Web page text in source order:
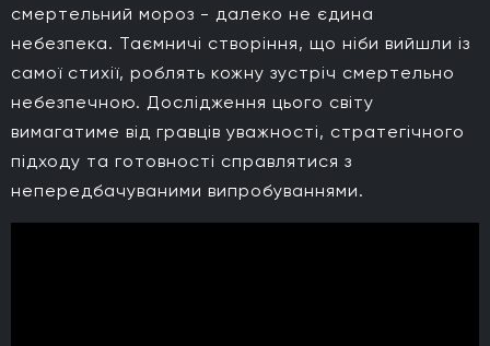
смертельний мороз - далеко не єдина
небезпека. Таємничі створіння, що ніби вийшли із
самої стихії, роблять кожну зустріч смертельно
небезпечною. Дослідження цього світу
вимагатиме від гравців уважності, стратегічного
підходу та готовності справлятися з
непередбачуваними випробуваннями.